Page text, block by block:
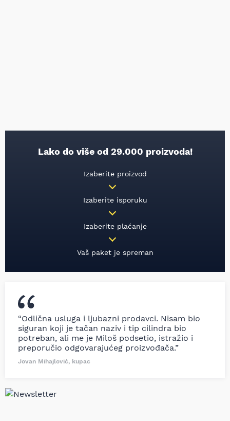
Lako do više od 29.000 proizvoda!
Izaberite proizvod
Izaberite isporuku
Izaberite plaćanje
Vaš paket je spreman
“Odlična usluga i ljubazni prodavci. Nisam bio
siguran koji je tačan naziv i tip cilindra bio
potreban, ali me je Miloš podsetio, istražio i
preporučio odgovarajućeg proizvođača.”
Jovan Mihajlović, kupac